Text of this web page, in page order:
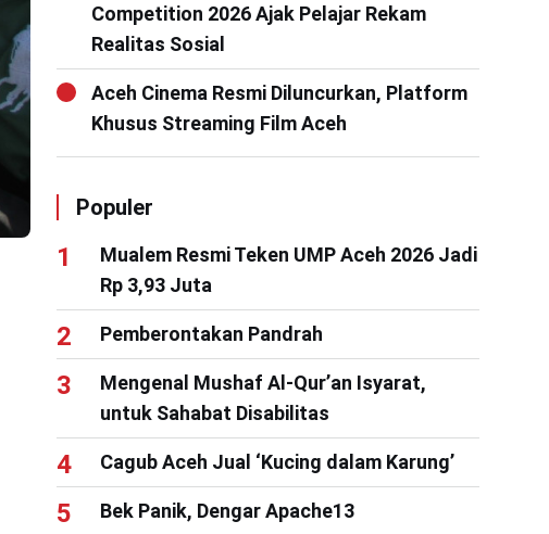
Competition 2026 Ajak Pelajar Rekam
Realitas Sosial
Aceh Cinema Resmi Diluncurkan, Platform
Khusus Streaming Film Aceh
Populer
Mualem Resmi Teken UMP Aceh 2026 Jadi
Rp 3,93 Juta
Pemberontakan Pandrah
Mengenal Mushaf Al-Qur’an Isyarat,
untuk Sahabat Disabilitas
Cagub Aceh Jual ‘Kucing dalam Karung’
Bek Panik, Dengar Apache13